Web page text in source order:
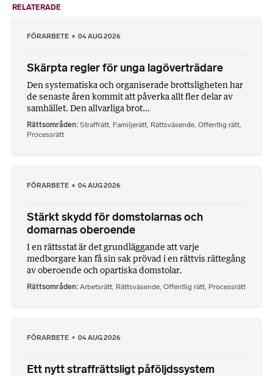
RELATERADE
FÖRARBETE 04 AUG 2026
Skärpta regler för unga lagöverträdare
Den systematiska och organiserade brottsligheten har
de senaste åren kommit att påverka allt fler delar av
samhället. Den allvarliga brot...
Rättsområden Straffrätt Familjerätt Rättsväsende Offentlig rätt
Processrätt
FÖRARBETE 04 AUG 2026
Stärkt skydd för domstolarnas och
domarnas oberoende
I en rättsstat är det grundläggande att varje
medborgare kan få sin sak prövad i en rättvis rättegång
av oberoende och opartiska domstolar.
Rättsområden Arbetsrätt Rättsväsende Offentlig rätt Processrätt
FÖRARBETE 04 AUG 2026
Ett nytt straffrättsligt påföljdssystem